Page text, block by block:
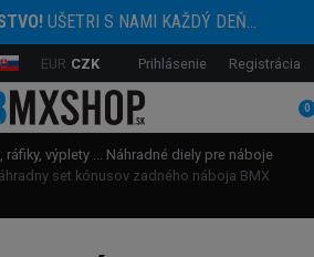
UŠETRI S NAMI KAŽDÝ DEŇ...
EUR CZK Prihlásenie Registrácia
0
výplety ...
Náhradné diely pre náboje
set kónusov zadného náboja BMX